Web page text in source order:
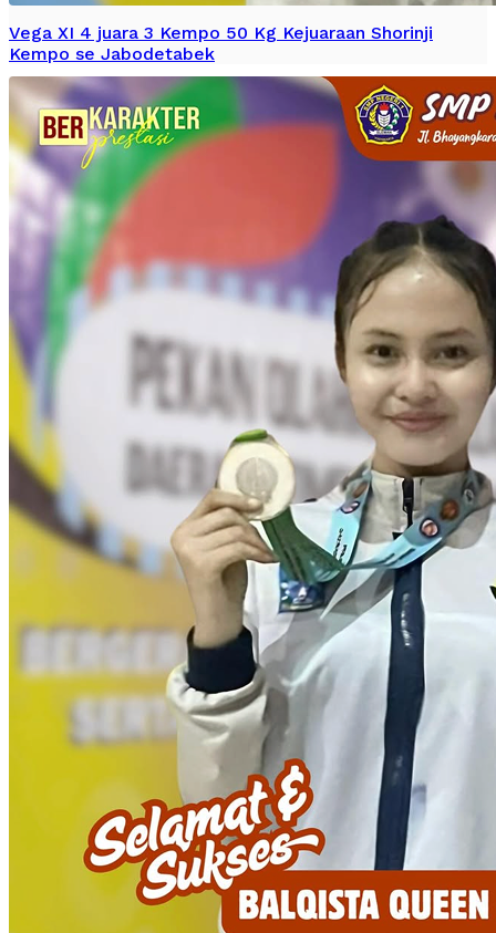
Vega XI 4 juara 3 Kempo 50 Kg Kejuaraan Shorinji
Kempo se Jabodetabek